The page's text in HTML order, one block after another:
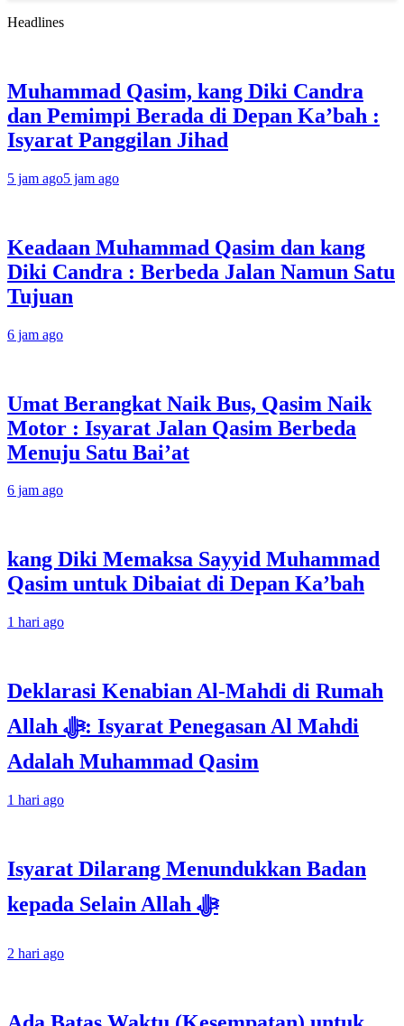
Headlines
Muhammad Qasim, kang Diki Candra
dan Pemimpi Berada di Depan Ka’bah :
Isyarat Panggilan Jihad
5 jam ago5 jam ago
Keadaan Muhammad Qasim dan kang
Diki Candra : Berbeda Jalan Namun Satu
Tujuan
6 jam ago
Umat Berangkat Naik Bus, Qasim Naik
Motor : Isyarat Jalan Qasim Berbeda
Menuju Satu Bai’at
6 jam ago
kang Diki Memaksa Sayyid Muhammad
Qasim untuk Dibaiat di Depan Ka’bah
1 hari ago
Deklarasi Kenabian Al-Mahdi di Rumah
Allah ﷻ: Isyarat Penegasan Al Mahdi
Adalah Muhammad Qasim
1 hari ago
Isyarat Dilarang Menundukkan Badan
kepada Selain Allah ﷻ
2 hari ago